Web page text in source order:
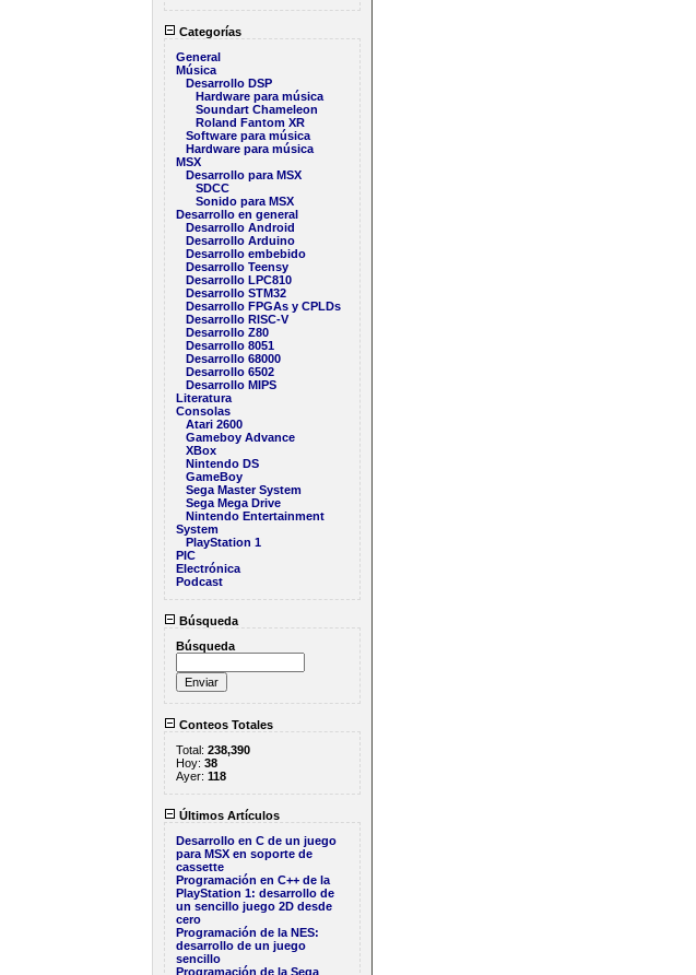
Categorías
General
Música
Desarrollo DSP
Hardware para música
Soundart Chameleon
Roland Fantom XR
Software para música
Hardware para música
MSX
Desarrollo para MSX
SDCC
Sonido para MSX
Desarrollo en general
Desarrollo Android
Desarrollo Arduino
Desarrollo embebido
Desarrollo Teensy
Desarrollo LPC810
Desarrollo STM32
Desarrollo FPGAs y CPLDs
Desarrollo RISC-V
Desarrollo Z80
Desarrollo 8051
Desarrollo 68000
Desarrollo 6502
Desarrollo MIPS
Literatura
Consolas
Atari 2600
Gameboy Advance
XBox
Nintendo DS
GameBoy
Sega Master System
Sega Mega Drive
Nintendo Entertainment
System
PlayStation 1
PIC
Electrónica
Podcast
Búsqueda
Búsqueda
Conteos Totales
Total: 238,390
Hoy: 38
Ayer: 118
Últimos Artículos
Desarrollo en C de un juego
para MSX en soporte de
cassette
Programación en C++ de la
PlayStation 1: desarrollo de
un sencillo juego 2D desde
cero
Programación de la NES:
desarrollo de un juego
sencillo
Programación de la Sega